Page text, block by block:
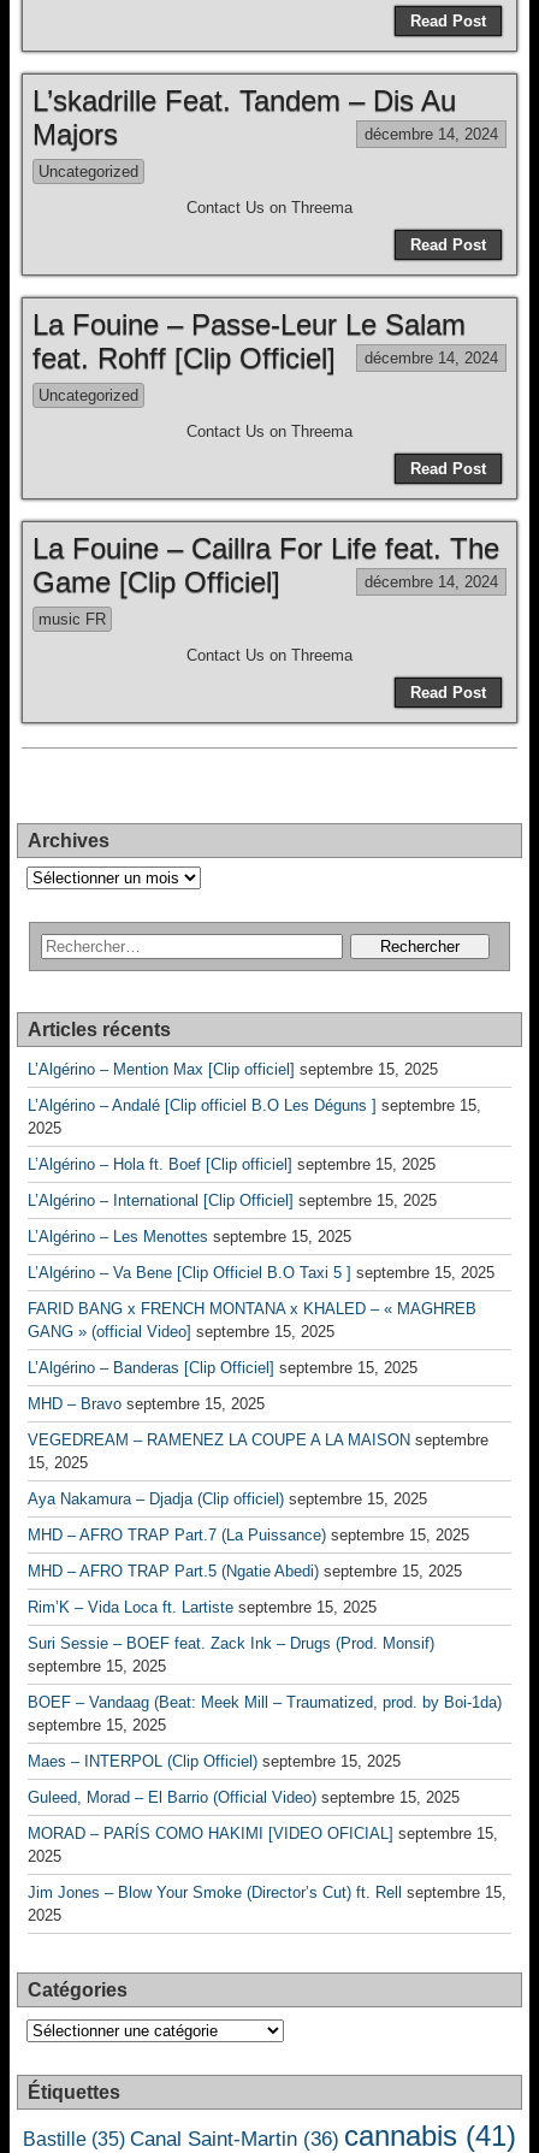
Read Post
L’skadrille Feat. Tandem – Dis Au
Majors
décembre 14, 2024
Uncategorized
Contact Us on Threema
Read Post
La Fouine – Passe-Leur Le Salam
feat. Rohff [Clip Officiel]
décembre 14, 2024
Uncategorized
Contact Us on Threema
Read Post
La Fouine – Caillra For Life feat. The
Game [Clip Officiel]
décembre 14, 2024
music FR
Contact Us on Threema
Read Post
Archives
Archives
Articles récents
L’Algérino – Mention Max [Clip officiel] septembre 15, 2025
L’Algérino – Andalé [Clip officiel B.O Les Déguns ] septembre 15,
2025
L’Algérino – Hola ft. Boef [Clip officiel] septembre 15, 2025
L’Algérino – International [Clip Officiel] septembre 15, 2025
L’Algérino – Les Menottes septembre 15, 2025
L’Algérino – Va Bene [Clip Officiel B.O Taxi 5 ] septembre 15, 2025
FARID BANG x FRENCH MONTANA x KHALED – « MAGHREB
GANG » (official Video] septembre 15, 2025
L’Algérino – Banderas [Clip Officiel] septembre 15, 2025
MHD – Bravo septembre 15, 2025
VEGEDREAM – RAMENEZ LA COUPE A LA MAISON septembre
15, 2025
Aya Nakamura – Djadja (Clip officiel) septembre 15, 2025
MHD – AFRO TRAP Part.7 (La Puissance) septembre 15, 2025
MHD – AFRO TRAP Part.5 (Ngatie Abedi) septembre 15, 2025
Rim’K – Vida Loca ft. Lartiste septembre 15, 2025
Suri Sessie – BOEF feat. Zack Ink – Drugs (Prod. Monsif)
septembre 15, 2025
BOEF – Vandaag (Beat: Meek Mill – Traumatized, prod. by Boi-1da)
septembre 15, 2025
Maes – INTERPOL (Clip Officiel) septembre 15, 2025
Guleed, Morad – El Barrio (Official Video) septembre 15, 2025
MORAD – PARÍS COMO HAKIMI [VIDEO OFICIAL] septembre 15,
2025
Jim Jones – Blow Your Smoke (Director’s Cut) ft. Rell
septembre 15,
2025
Catégories
Catégories
Étiquettes
Bastille (35) Canal Saint-Martin (36) cannabis (41)